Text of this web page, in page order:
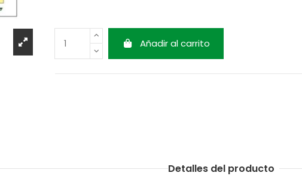
Añadir al carrito
Detalles del producto